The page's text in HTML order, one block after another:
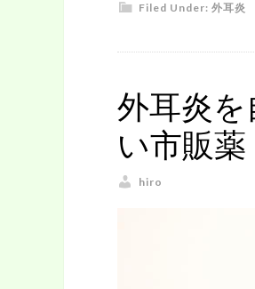
Filed Under: 外耳炎
外耳炎
い市販薬
hiro